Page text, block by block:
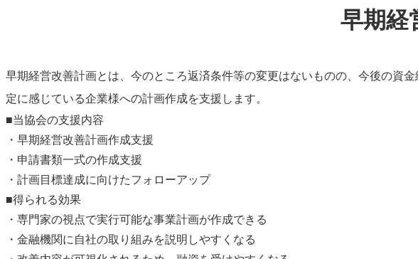
早期経
早期経営改善計画とは、今のところ返済条件等の変更はないものの、今後の資
定に感じている企業様への計画作成を支援します。
■当協会の支援内容
・早期経営改善計画作成支援
・申請書類一式の作成支援
・計画目標達成に向けたフォローアップ
■得られる効果
・専門家の視点で実行可能な事業計画が作成できる
・金融機関に自社の取り組みを説明しやすくなる